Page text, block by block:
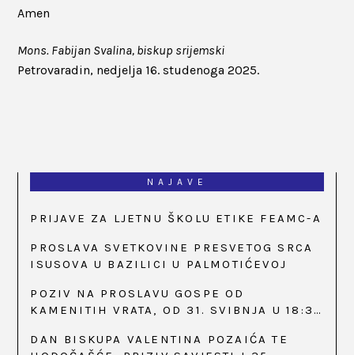
Amen
Mons. Fabijan Svalina, biskup srijemski
Petrovaradin, nedjelja 16. studenoga 2025.
NAJAVE
PRIJAVE ZA LJETNU ŠKOLU ETIKE FEAMC-A
PROSLAVA SVETKOVINE PRESVETOG SRCA
ISUSOVA U BAZILICI U PALMOTIĆEVOJ
POZIV NA PROSLAVU GOSPE OD
KAMENITIH VRATA, OD 31. SVIBNJA U 18:30
DAN BISKUPA VALENTINA POZAIĆA TE